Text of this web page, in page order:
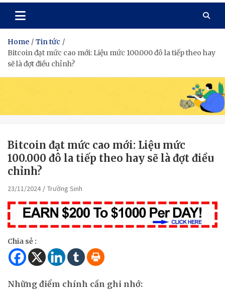
Home
Tin tức
Bitcoin đạt mức cao mới: Liệu mức 100.000 đô la tiếp theo hay
sẽ là đợt điều chỉnh?
Bitcoin đạt mức cao mới: Liệu mức
100.000 đô la tiếp theo hay sẽ là đợt điều
chỉnh?
23/11/2024 Trường Sinh
Chia sẻ :
Những điểm chính cần ghi nhớ: